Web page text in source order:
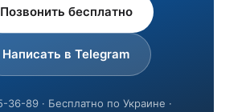
Позвонить бесплатно
Написать в Telegram
36-89 · Бесплатно по Украине ·